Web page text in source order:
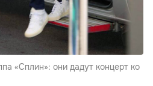
«Сплин»: они дадут концерт ко